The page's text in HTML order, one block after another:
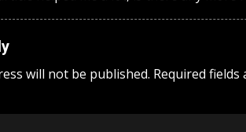
will not be published. Required fields